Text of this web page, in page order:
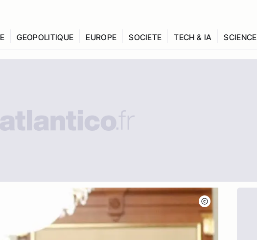
GEOPOLITIQUE EUROPE SOCIETE TECH & IA SCIENCE